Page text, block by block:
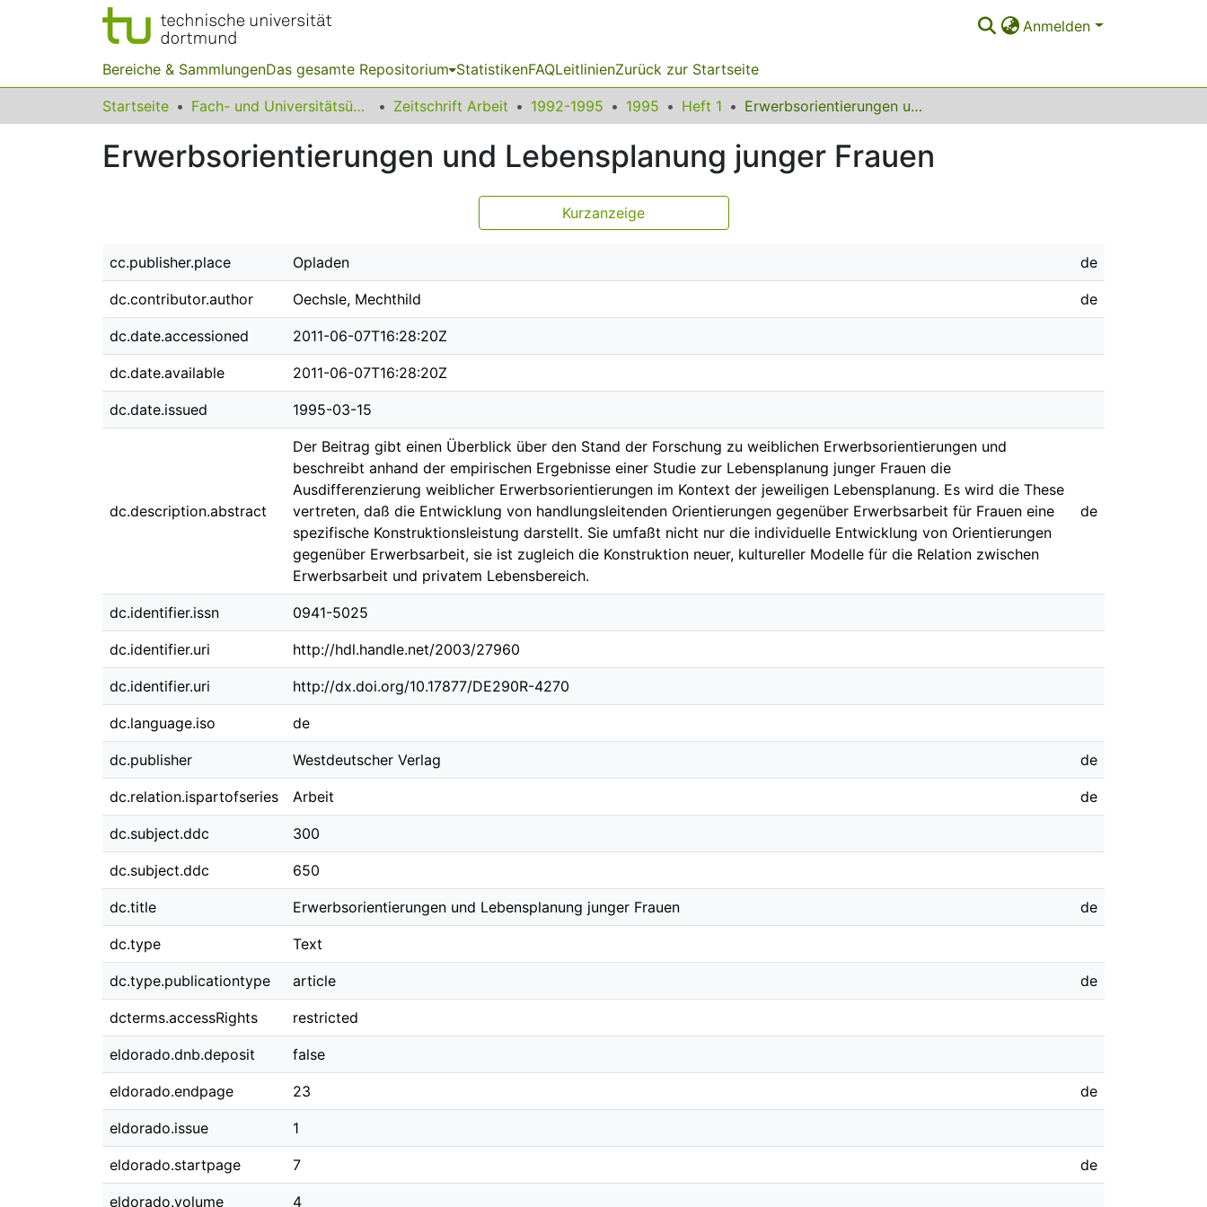
Anmelden
Bereiche & SammlungenDas gesamte Repositorium StatistikenFAQLeitlinienZurück zur Startseite
Startseite Fach- und Universitätsübergreifendes Zeitschrift Arbeit 1992-1995 1995 Heft 1 Erwerbsorientierungen und Lebensplanung junger Frauen
Erwerbsorientierungen und Lebensplanung junger Frauen
Kurzanzeige
cc.publisher.place Opladen de
dc.contributor.author Oechsle, Mechthild de
dc.date.accessioned 2011-06-07T16:28:20Z
dc.date.available 2011-06-07T16:28:20Z
dc.date.issued 1995-03-15
dc.description.abstract
Der Beitrag gibt einen Überblick über den Stand der Forschung zu weiblichen Erwerbsorientierungen und
beschreibt anhand der empirischen Ergebnisse einer Studie zur Lebensplanung junger Frauen die
Ausdifferenzierung weiblicher Erwerbsorientierungen im Kontext der jeweiligen Lebensplanung. Es wird die These
vertreten, daß die Entwicklung von handlungsleitenden Orientierungen gegenüber Erwerbsarbeit für Frauen eine
spezifische Konstruktionsleistung darstellt. Sie umfaßt nicht nur die individuelle Entwicklung von Orientierungen
gegenüber Erwerbsarbeit, sie ist zugleich die Konstruktion neuer, kultureller Modelle für die Relation zwischen
Erwerbsarbeit und privatem Lebensbereich.
de
dc.identifier.issn 0941-5025
dc.identifier.uri http://hdl.handle.net/2003/27960
dc.identifier.uri http://dx.doi.org/10.17877/DE290R-4270
dc.language.iso de
dc.publisher Westdeutscher Verlag de
dc.relation.ispartofseries Arbeit de
dc.subject.ddc 300
dc.subject.ddc 650
dc.title Erwerbsorientierungen und Lebensplanung junger Frauen de
dc.type Text
dc.type.publicationtype article de
dcterms.accessRights restricted
eldorado.dnb.deposit false
eldorado.endpage 23 de
eldorado.issue 1
eldorado.startpage 7 de
eldorado.volume 4